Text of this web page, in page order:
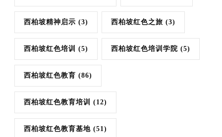
西柏坡精神启示 (3) 西柏坡红色之旅 (3)
西柏坡红色培训 (5) 西柏坡红色培训学院 (5)
西柏坡红色教育 (86)
西柏坡红色教育培训 (12)
西柏坡红色教育基地 (51)